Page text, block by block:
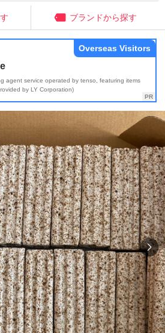
ブランドから探す
agent service operated by tenso, featuring items
by LY Corporation)
Overseas Visitors